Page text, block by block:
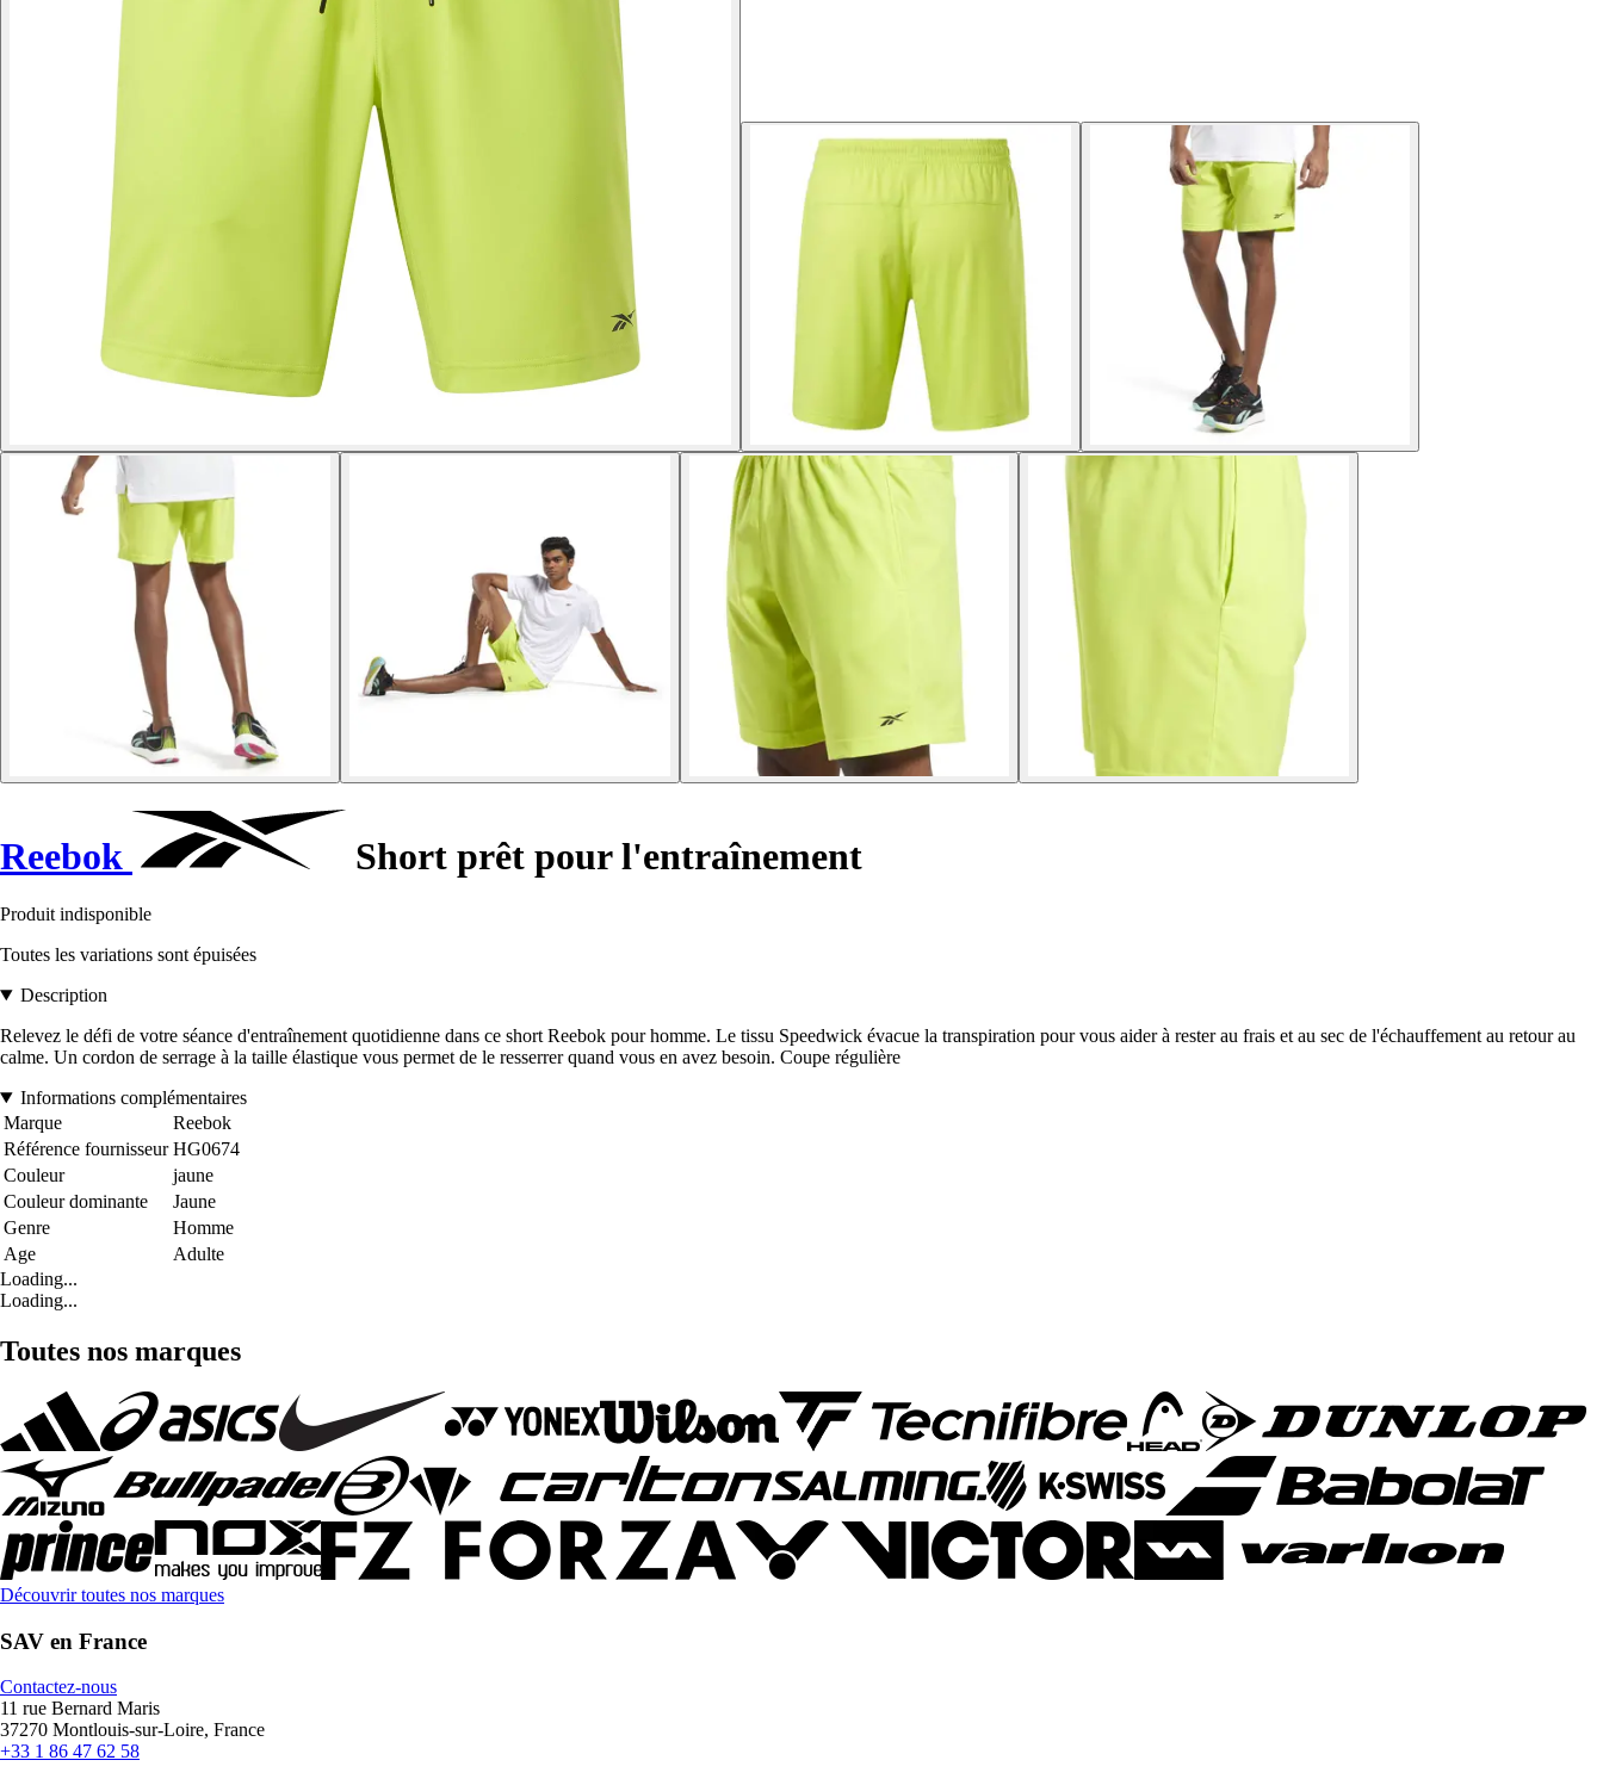
Reebok Short prêt pour l'entraînement
Produit indisponible
Toutes les variations sont épuisées
Description
Relevez le défi de votre séance d'entraînement quotidienne dans ce short Reebok pour homme. Le tissu Speedwick évacue la transpiration pour vous aider à rester au frais et au sec de l'échauffement au retour au
calme. Un cordon de serrage à la taille élastique vous permet de le resserrer quand vous en avez besoin. Coupe régulière
Informations complémentaires
Marque
Reebok
Référence fournisseur HG0674
Couleur
jaune
Couleur dominante
Jaune
Genre
Homme
Age
Adulte
Loading...
Loading...
Toutes nos marques
Découvrir toutes nos marques
SAV en France
Contactez-nous
11 rue Bernard Maris
37270 Montlouis-sur-Loire, France
+33 1 86 47 62 58